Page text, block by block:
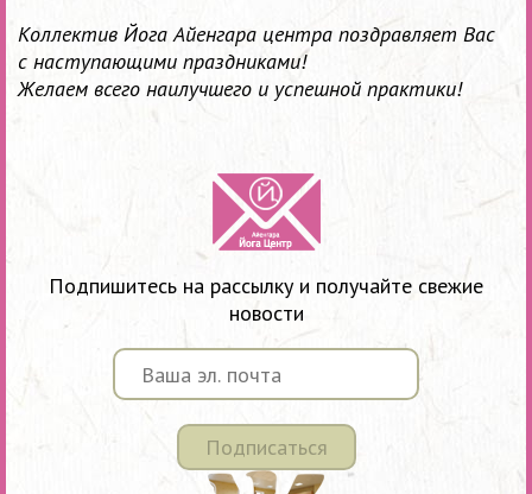
Коллектив Йога Айенгара центра поздравляет Вас
с наступающими праздниками!
Желаем всего наилучшего и успешной практики!
Подпишитесь на рассылку и получайте свежие
новости
Подписаться